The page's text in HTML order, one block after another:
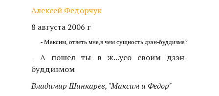
Алексей Федорчук
8 августа 2006 г
- Максим, ответь мне, в чем сущность дзэн-буддизма?
- А пошел ты в ж...усо своим дзэн-
буддизмом
Владимир Шинкарев, "Максим и Федор"